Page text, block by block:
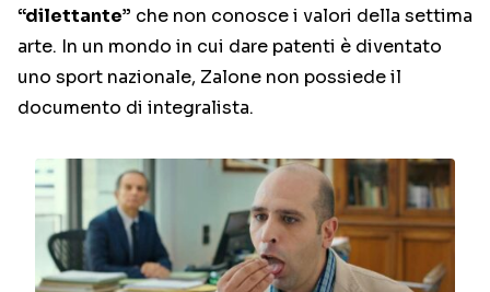
“dilettante” che non conosce i valori della settima
arte. In un mondo in cui dare patenti è diventato
uno sport nazionale, Zalone non possiede il
documento di integralista.